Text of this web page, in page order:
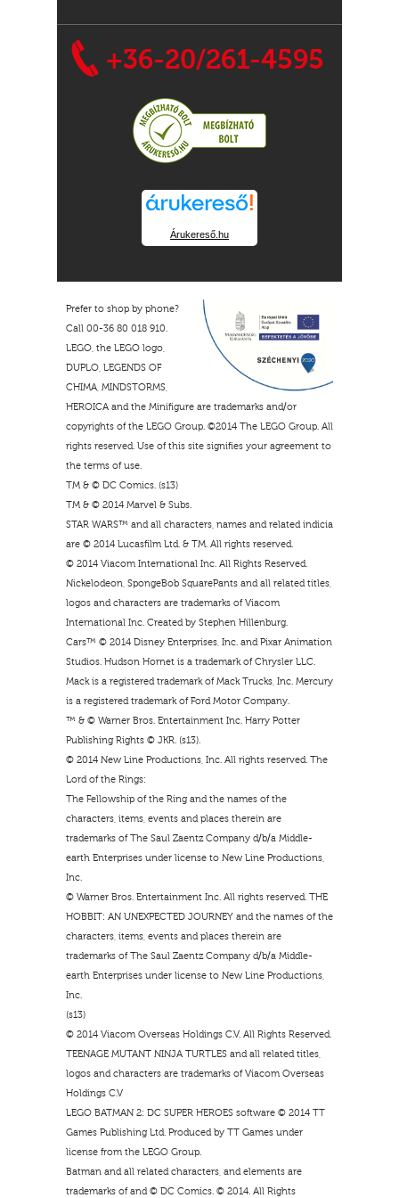
+36-20/261-4595
Árukereső.hu
Prefer to shop by phone?
Call 00-36 80 018 910.
LEGO, the LEGO logo,
DUPLO, LEGENDS OF
CHIMA, MINDSTORMS,
HEROICA and the Minifigure are trademarks and/or
copyrights of the LEGO Group. ©2014 The LEGO Group. All
rights reserved. Use of this site signifies your agreement to
the terms of use.
TM & © DC Comics. (s13)
TM & © 2014 Marvel & Subs.
STAR WARS™ and all characters, names and related indicia
are © 2014 Lucasfilm Ltd. & TM. All rights reserved.
© 2014 Viacom International Inc. All Rights Reserved.
Nickelodeon, SpongeBob SquarePants and all related titles,
logos and characters are trademarks of Viacom
International Inc. Created by Stephen Hillenburg.
Cars™ © 2014 Disney Enterprises, Inc. and Pixar Animation
Studios. Hudson Hornet is a trademark of Chrysler LLC.
Mack is a registered trademark of Mack Trucks, Inc. Mercury
is a registered trademark of Ford Motor Company.
™ & © Warner Bros. Entertainment Inc. Harry Potter
Publishing Rights © JKR. (s13).
© 2014 New Line Productions, Inc. All rights reserved. The
Lord of the Rings:
The Fellowship of the Ring and the names of the
characters, items, events and places therein are
trademarks of The Saul Zaentz Company d/b/a Middle-
earth Enterprises under license to New Line Productions,
Inc.
© Warner Bros. Entertainment Inc. All rights reserved. THE
HOBBIT: AN UNEXPECTED JOURNEY and the names of the
characters, items, events and places therein are
trademarks of The Saul Zaentz Company d/b/a Middle-
earth Enterprises under license to New Line Productions,
Inc.
(s13)
© 2014 Viacom Overseas Holdings C.V. All Rights Reserved.
TEENAGE MUTANT NINJA TURTLES and all related titles,
logos and characters are trademarks of Viacom Overseas
Holdings C.V
LEGO BATMAN 2: DC SUPER HEROES software © 2014 TT
Games Publishing Ltd. Produced by TT Games under
license from the LEGO Group.
Batman and all related characters, and elements are
trademarks of and © DC Comics. © 2014. All Rights